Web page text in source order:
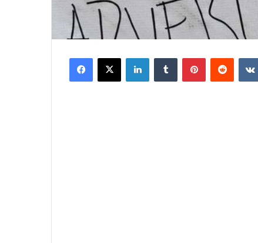
Facebook
X LinkedInTumblr PinterestReddit